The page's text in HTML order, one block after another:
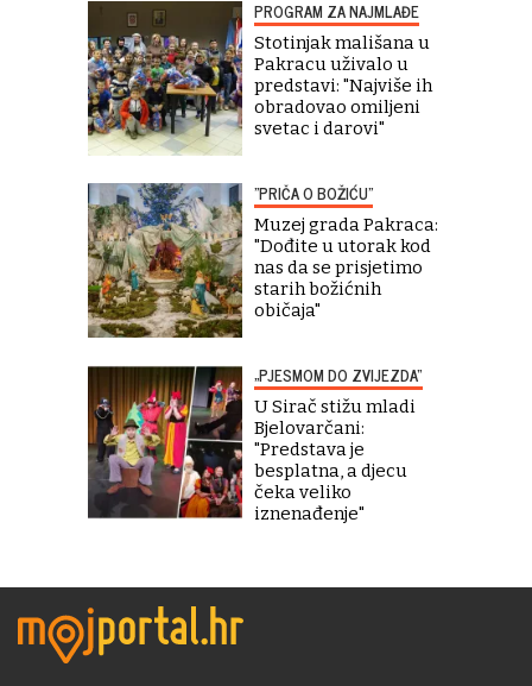
PROGRAM ZA NAJMLAĐE
Stotinjak mališana u
Pakracu uživalo u
predstavi: "Najviše ih
obradovao omiljeni
svetac i darovi"
"PRIČA O BOŽIĆU"
Muzej grada Pakraca:
"Dođite u utorak kod
nas da se prisjetimo
starih božićnih
običaja"
„PJESMOM DO ZVIJEZDA“
U Sirač stižu mladi
Bjelovarčani:
"Predstava je
besplatna, a djecu
čeka veliko
iznenađenje"